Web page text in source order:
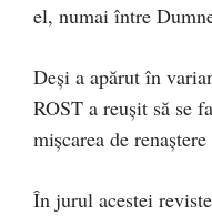
el, numai între
Deși a apărut în
ROST a reușit să se
mișcarea de
În jurul acestei